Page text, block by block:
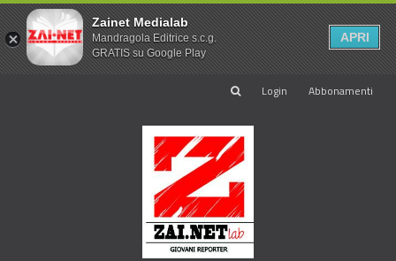
Login Abbonamenti
Zainet Medialab
Mandragola Editrice s.c.g.
GRATIS su Google Play
APRI